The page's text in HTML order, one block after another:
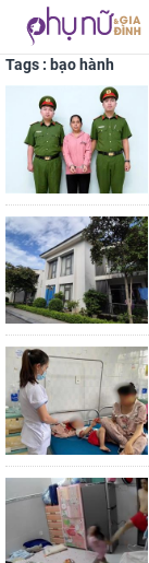
Tags : bạo hành